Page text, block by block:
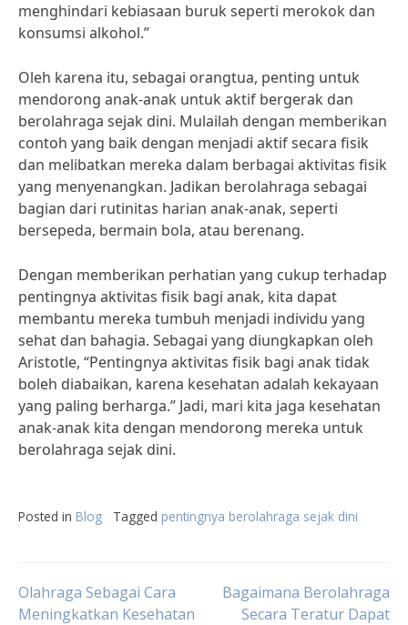
menghindari kebiasaan buruk seperti merokok dan
konsumsi alkohol.”
Oleh karena itu, sebagai orangtua, penting untuk
mendorong anak-anak untuk aktif bergerak dan
berolahraga sejak dini. Mulailah dengan memberikan
contoh yang baik dengan menjadi aktif secara fisik
dan melibatkan mereka dalam berbagai aktivitas fisik
yang menyenangkan. Jadikan berolahraga sebagai
bagian dari rutinitas harian anak-anak, seperti
bersepeda, bermain bola, atau berenang.
Dengan memberikan perhatian yang cukup terhadap
pentingnya aktivitas fisik bagi anak, kita dapat
membantu mereka tumbuh menjadi individu yang
sehat dan bahagia. Sebagai yang diungkapkan oleh
Aristotle, “Pentingnya aktivitas fisik bagi anak tidak
boleh diabaikan, karena kesehatan adalah kekayaan
yang paling berharga.” Jadi, mari kita jaga kesehatan
anak-anak kita dengan mendorong mereka untuk
berolahraga sejak dini.
Posted in Blog Tagged pentingnya berolahraga sejak dini
Post
Olahraga Sebagai Cara
Meningkatkan Kesehatan
Bagaimana Berolahraga
Secara Teratur Dapat